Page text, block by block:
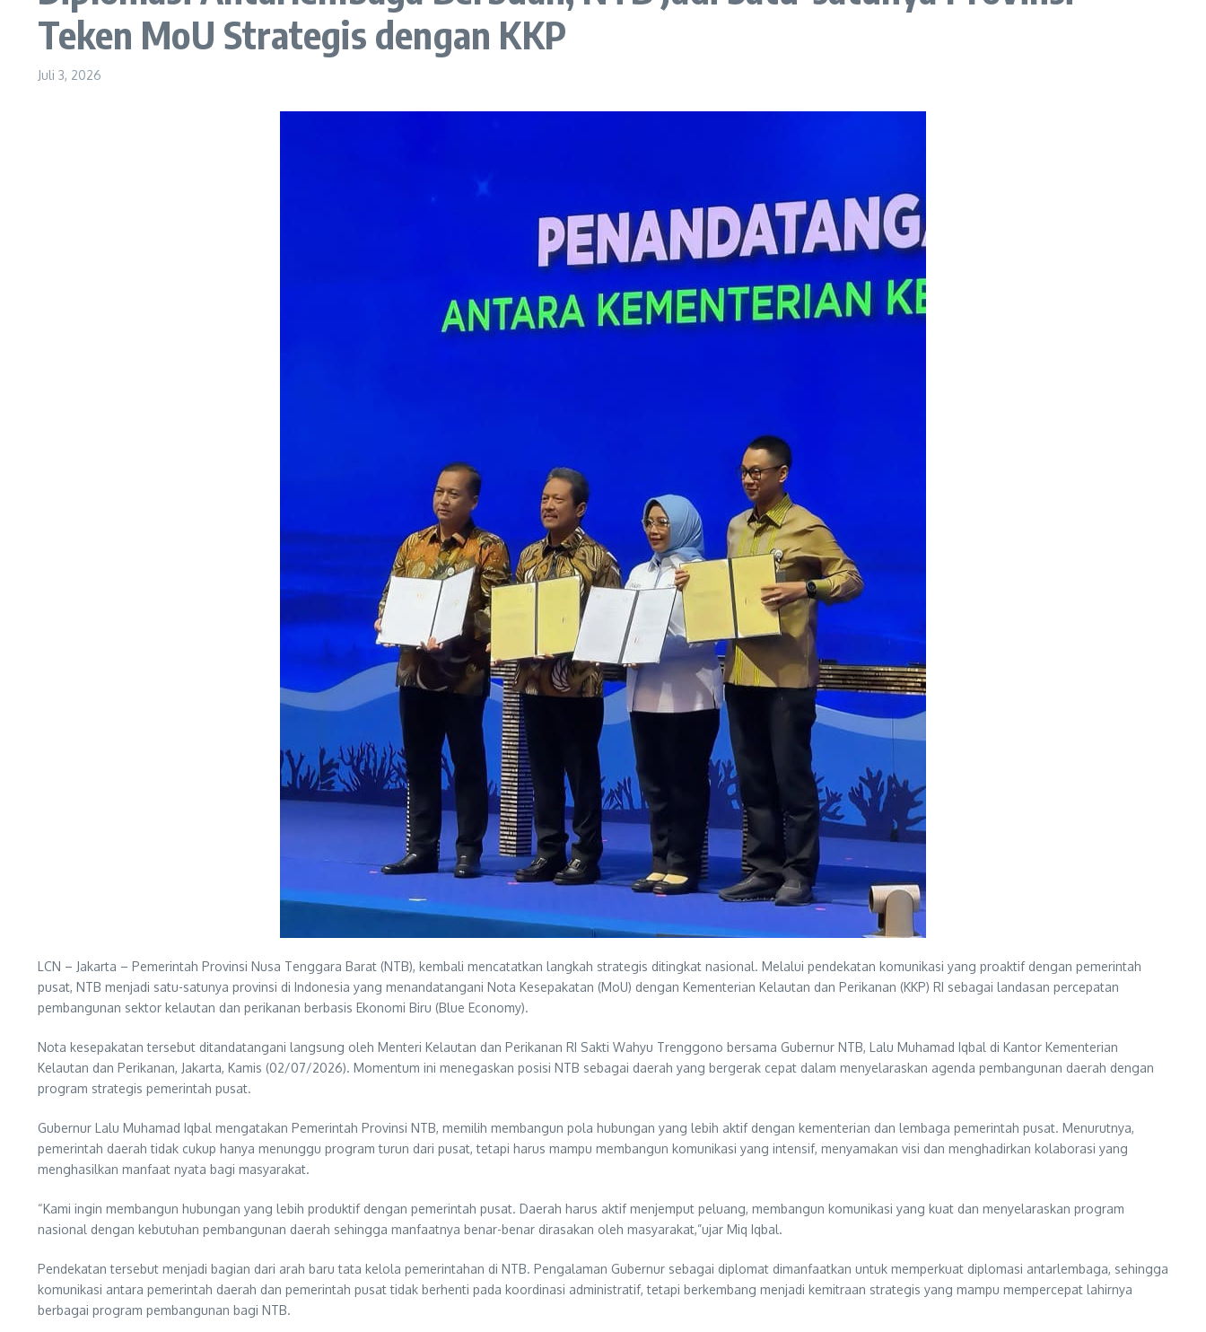
Teken MoU Strategis dengan KKP
Juli 3, 2026
LCN – Jakarta – Pemerintah Provinsi Nusa Tenggara Barat (NTB), kembali mencatatkan langkah strategis ditingkat nasional. Melalui pendekatan komunikasi yang proaktif dengan pemerintah
pusat, NTB menjadi satu-satunya provinsi di Indonesia yang menandatangani Nota Kesepakatan (MoU) dengan Kementerian Kelautan dan Perikanan (KKP) RI sebagai landasan percepatan
pembangunan sektor kelautan dan perikanan berbasis Ekonomi Biru (Blue Economy).
Nota kesepakatan tersebut ditandatangani langsung oleh Menteri Kelautan dan Perikanan RI Sakti Wahyu Trenggono bersama Gubernur NTB, Lalu Muhamad Iqbal di Kantor Kementerian
Kelautan dan Perikanan, Jakarta, Kamis (02/07/2026). Momentum ini menegaskan posisi NTB sebagai daerah yang bergerak cepat dalam menyelaraskan agenda pembangunan daerah dengan
program strategis pemerintah pusat.
Gubernur Lalu Muhamad Iqbal mengatakan Pemerintah Provinsi NTB, memilih membangun pola hubungan yang lebih aktif dengan kementerian dan lembaga pemerintah pusat. Menurutnya,
pemerintah daerah tidak cukup hanya menunggu program turun dari pusat, tetapi harus mampu membangun komunikasi yang intensif, menyamakan visi dan menghadirkan kolaborasi yang
menghasilkan manfaat nyata bagi masyarakat.
“Kami ingin membangun hubungan yang lebih produktif dengan pemerintah pusat. Daerah harus aktif menjemput peluang, membangun komunikasi yang kuat dan menyelaraskan program
nasional dengan kebutuhan pembangunan daerah sehingga manfaatnya benar-benar dirasakan oleh masyarakat,”ujar Miq Iqbal.
Pendekatan tersebut menjadi bagian dari arah baru tata kelola pemerintahan di NTB. Pengalaman Gubernur sebagai diplomat dimanfaatkan untuk memperkuat diplomasi antarlembaga, sehingga
komunikasi antara pemerintah daerah dan pemerintah pusat tidak berhenti pada koordinasi administratif, tetapi berkembang menjadi kemitraan strategis yang mampu mempercepat lahirnya
berbagai program pembangunan bagi NTB.